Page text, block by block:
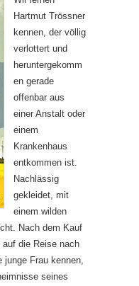
Hartmut Trössner
kennen, der völlig
verlottert und
heruntergekomm
en gerade
offenbar aus
einer Anstalt oder
einem
Krankenhaus
entkommen ist.
Nachlässig
gekleidet, mit
einem wilden
Nach dem Kauf
die Reise nach
Frau kennen,
seines